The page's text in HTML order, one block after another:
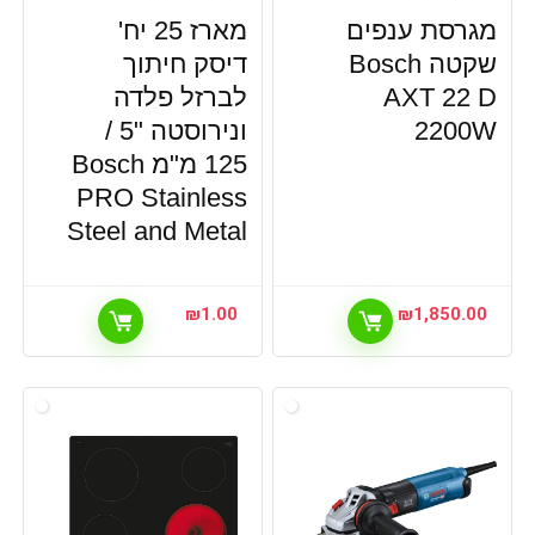
מיזוג וחימום הבית
מיקסר יד
מיקסרים
מכונות כביסה
מעבדי מזון
מציאון ותצוגות
משחזות
ניקוי ותחזוקה למכונות קפה
מגרסת ענפים
שקטה Bosch
AXT 22 D
2200W
₪1,850.00
מארז 25 יח'
דיסק חיתוך
לברזל פלדה
ונירוסטה "5 /
125 מ"מ Bosch
PRO Stainless
Steel and Metal
₪1.00